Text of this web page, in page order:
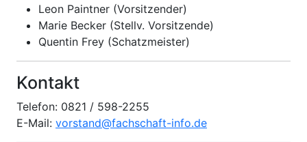
Leon Paintner (Vorsitzender)
Marie Becker (Stellv. Vorsitzende)
Quentin Frey (Schatzmeister)
Kontakt
Telefon: 0821 / 598-2255
E-Mail: vorstand@fachschaft-info.de